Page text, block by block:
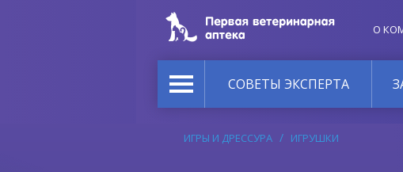
О
СОВЕТЫ ЭКСПЕРТА
ИГРЫ И ДРЕССУРА ИГРУШКИ